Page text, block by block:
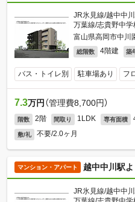
JR氷見線/越中中
万葉線/志貴野中
富山県高岡市中川
総階数 4階建 築
バス・トイレ別 駐車場あり フ
7.3万円 （管理費8,700円）
階数 2階 間取り 1LDK 専有面積
敷/礼 不要/2.0ヶ月
マンション・アパート 越中中川駅
JR氷見線/越中中